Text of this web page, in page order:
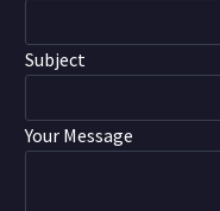
Subject
Your Message